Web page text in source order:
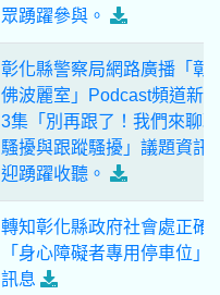
眾踴躍參與。
彰化縣警察局網路廣播「彰
佛波麗室」Podcast頻道新
3集「別再跟了！我們來聊
騷擾與跟蹤騷擾」議題資訊
迎踴躍收聽。
轉知彰化縣政府社會處正確
「身心障礙者專用停車位」
訊息